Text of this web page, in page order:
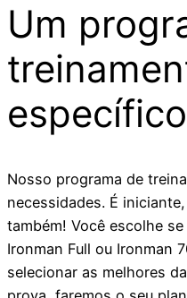
Um
Nosso programa de
necessidades. É
também! Você escolhe
Ironman Full ou Ironman
selecionar as melhores